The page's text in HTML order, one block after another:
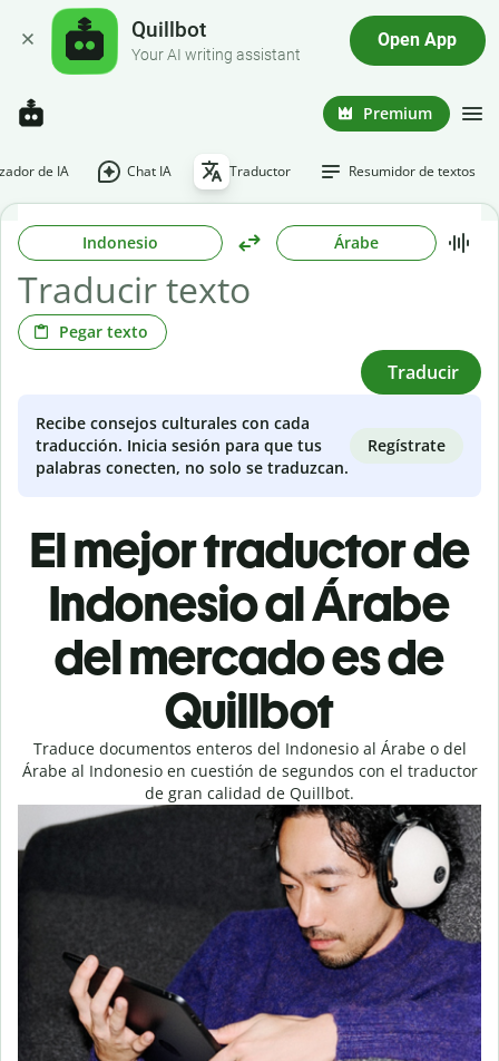
Quillbot
Your AI writing assistant
Open App
Premium
de IA Chat IA Traductor Resumidor de textos
Indonesio Árabe
Pegar texto
Traducir
Recibe consejos culturales con cada
traducción. Inicia sesión para que tus
palabras conecten, no solo se traduzcan.
Regístrate
El mejor traductor de
Indonesio al Árabe
del mercado es de
Quillbot
Traduce documentos enteros del Indonesio al Árabe o del
Árabe al Indonesio en cuestión de segundos con el traductor
de gran calidad de Quillbot.